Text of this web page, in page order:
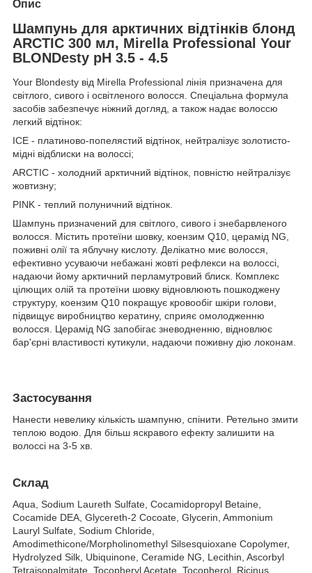
Опис
Шампунь для арктичних відтінків блонд
ARCTIC 300 мл, Mirella Professional Your
BLONDesty pH 3.5 - 4.5
Your Blondesty від Mirella Professional лінія призначена для
світлого, сивого і освітленого волосся. Спеціальна формула
засобів забезпечує ніжний догляд, а також надає волоссю
легкий відтінок:
ICE - платиново-попелястий відтінок, нейтралізує золотисто-
мідні відблиски на волоссі;
ARCTIC - холодний арктичний відтінок, повністю нейтралізує
жовтизну;
PINK - теплий полуничний відтінок.
Шампунь призначений для світлого, сивого і знебарвленого
волосся. Містить протеїни шовку, коензим Q10, церамід NG,
поживні олії та яблучну кислоту. Делікатно миє волосся,
ефективно усуваючи небажані жовті рефлекси на волоссі,
надаючи йому арктичний перламутровий блиск. Комплекс
цілющих олій та протеїни шовку відновлюють пошкоджену
структуру, коензим Q10 покращує кровообіг шкіри голови,
підвищує виробництво кератину, сприяє омолодженню
волосся. Церамід NG запобігає зневодненню, відновлює
бар'єрні властивості кутикули, надаючи поживну дію локонам.
Застосування
Нанести невелику кількість шампуню, спінити. Ретельно змити
теплою водою. Для більш яскравого ефекту залишити на
волоссі на 3-5 хв.
Склад
Aqua, Sodium Laureth Sulfate, Cocamidopropyl Betaine,
Cocamide DEA, Glycereth-2 Cocoate, Glycerin, Ammonium
Lauryl Sulfate, Sodium Chloride,
Amodimethicone/Morpholinomethyl Silsesquioxane Copolymer,
Hydrolyzed Silk, Ubiquinone, Ceramide NG, Lecithin, Ascorbyl
Tetraisopalmitate, Tocopheryl Acetate, Tocopherol, Ricinus